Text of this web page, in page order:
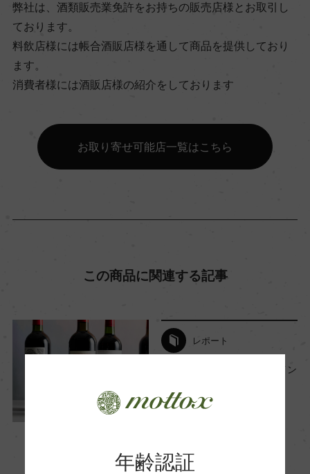
ボルドー
地区名
ー
品種（原材料）
アルコール度数
弊社は、酒類販売業免許をお持ちの販売店様とお取引し
ております。
料飲店様には帳合酒販店様を通して商品を提供しており
ます。
消費者様には酒販店様の紹介をしております
お取り寄せ可能店一覧はこちら
この商品に関連する記事
レポート
今月のバイヤーおすすめワイン
2025年12月1日
年齢認証